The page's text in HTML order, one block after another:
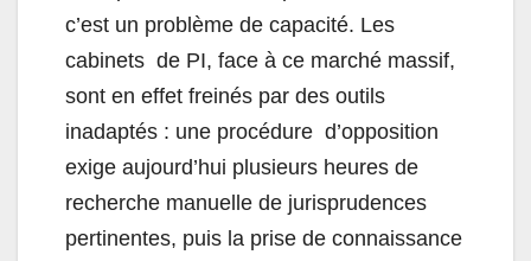
c’est un problème de capacité. Les
cabinets de PI, face à ce marché massif,
sont en effet freinés par des outils
inadaptés : une procédure d’opposition
exige aujourd’hui plusieurs heures de
recherche manuelle de jurisprudences
pertinentes, puis la prise de connaissance